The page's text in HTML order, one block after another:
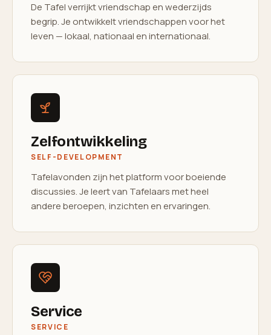
De Tafel verrijkt vriendschap en wederzijds
begrip. Je ontwikkelt vriendschappen voor het
leven — lokaal, nationaal en internationaal.
Zelfontwikkeling
SELF-DEVELOPMENT
Tafelavonden zijn het platform voor boeiende
discussies. Je leert van Tafelaars met heel
andere beroepen, inzichten en ervaringen.
Service
SERVICE